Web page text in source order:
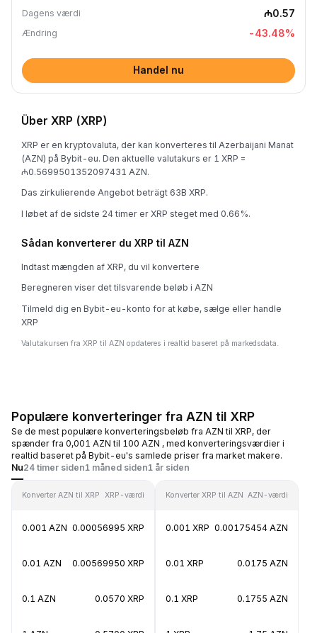
Dagens værdi ₼0.57
Ændring -43.48%
Handel nu
Über XRP (XRP)
XRP er en kryptovaluta, der kan konverteres til Azerbaijani Manat
(AZN) på Bybit-eu. Den aktuelle valutakurs er 1 XRP =
₼0.5699501352097431 AZN.
Das zirkulierende Angebot beträgt 63B XRP.
I løbet af de sidste 24 timer er XRP steget med 0.66%.
Sådan konverterer du XRP til AZN
Indtast mængden af XRP, du vil konvertere
Beregneren viser det tilsvarende beløb i AZN
Tilmeld dig en Bybit-eu-konto for at købe, sælge eller handle
XRP
Valutakursen fra XRP til AZN opdateres i realtid baseret på markedsdata.
Populære konverteringer fra AZN til XRP
Se de mest populære konverteringsbeløb fra AZN til XRP, der
spænder fra 0,001 AZN til 100 AZN , med konverteringsværdier i
realtid baseret på Bybit-eu's samlede priser fra market makere.
Nu24 timer siden1 måned siden1 år siden
Konverter AZN til XRP XRP-værdi
0.001 AZN 0.00056995 XRP
0.01 AZN 0.00569950 XRP
0.1 AZN 0.0570 XRP
Konverter XRP til AZN AZN-værdi
0.001 XRP 0.00175454 AZN
0.01 XRP 0.0175 AZN
0.1 XRP 0.1755 AZN